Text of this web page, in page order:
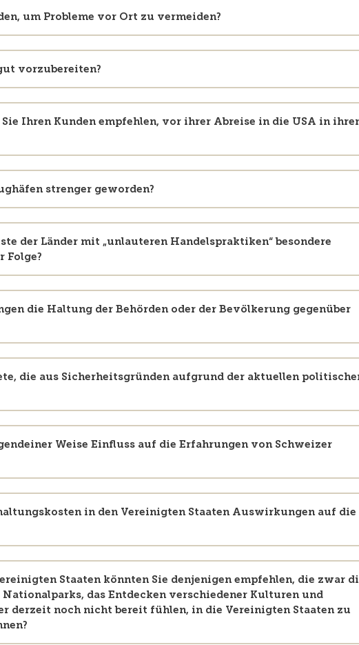
um Probleme vor Ort zu vermeiden?
vorzubereiten?
Ihren Kunden empfehlen, vor ihrer Abreise in die USA in
strenger geworden?
der Länder mit „unlauteren Handelspraktiken“ besondere
Folge?
die Haltung der Behörden oder der Bevölkerung gegenüber
die aus Sicherheitsgründen aufgrund der aktuellen
Weise Einfluss auf die Erfahrungen von Schweizer
in den Vereinigten Staaten Auswirkungen auf die
Staaten könnten Sie denjenigen empfehlen, die zwar
das Entdecken verschiedener Kulturen und
derzeit noch nicht bereit fühlen, in die Vereinigten Staaten zu